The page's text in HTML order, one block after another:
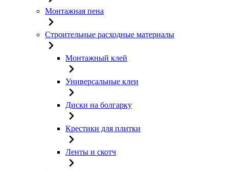
Монтажная пена
Строительные расходные материалы
Монтажный клей
Универсальные клеи
Диски на болгарку
Крестики для плитки
Ленты и скотч